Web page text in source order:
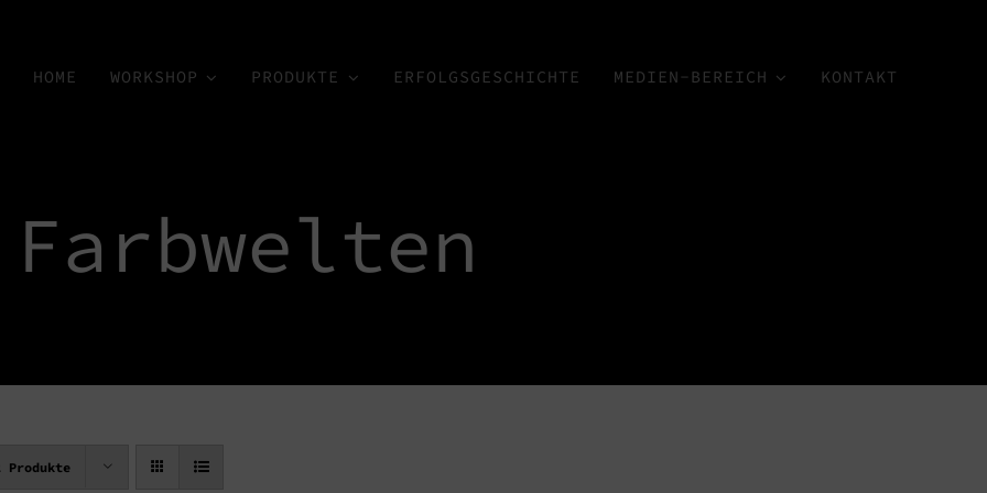
HOME WORKSHOP PRODUKTE ERFOLGSGESCHICHTE MEDIEN-BEREICH KONTAKT
Farbwelten
Produkte